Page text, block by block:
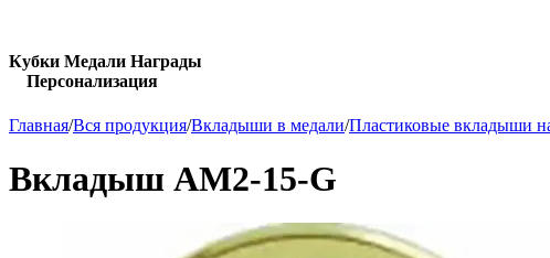
Кубки Медали Награды
Персонализация
Главная/Вся продукция/Вкладыши в медали/Пластиковые вкладыши
Вкладыш AM2-15-G